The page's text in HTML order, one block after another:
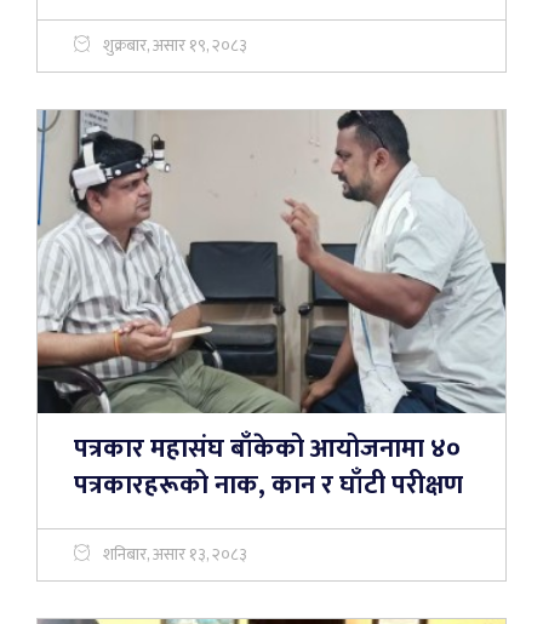
शुक्रबार, असार १९, २०८३
पत्रकार महासंघ बाँकेको आयोजनामा ४०
पत्रकारहरूको नाक, कान र घाँटी परीक्षण
शनिबार, असार १३, २०८३